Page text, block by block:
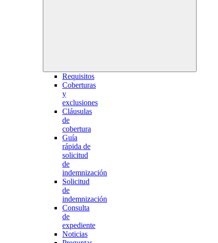
Requisitos
Coberturas
y
exclusiones
Cláusulas
de
cobertura
Guía
rápida de
solicitud
de
indemnización
Solicitud
de
indemnización
Consulta
de
expediente
Noticias